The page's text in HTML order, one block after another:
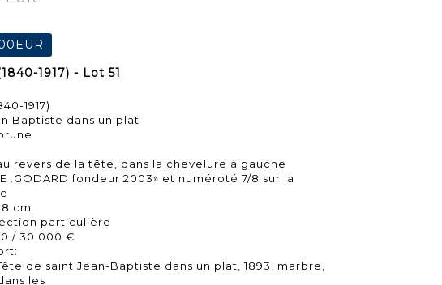
1917) - Lot 51
1917)
Baptiste dans un plat
revers de la tête, dans la chevelure à gauche
.GODARD fondeur 2003» et numéroté 7/8 sur la
cm
particulière
/ 30 000 €
de saint Jean-Baptiste dans un plat, 1893, marbre,
les